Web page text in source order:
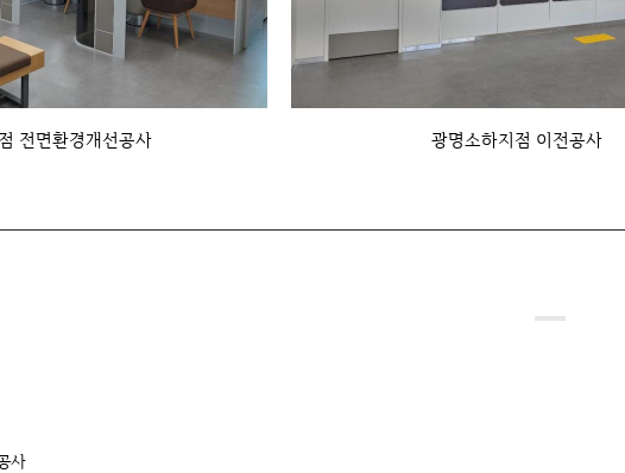
전면환경개선공사 광명소하지점 이전공사
사